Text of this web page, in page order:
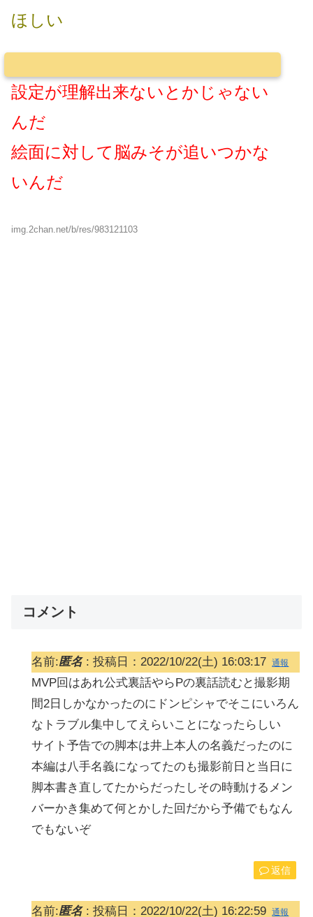
ほしい
設定が理解出来ないとかじゃない
んだ
絵面に対して脳みそが追いつかな
いんだ
img.2chan.net/b/res/983121103
コメント
名前:匿名: 投稿日：2022/10/22(土) 16:03:17 通報
MVP回はあれ公式裏話やらPの裏話読むと撮影期
間2日しかなかったのにドンピシャでそこにいろん
なトラブル集中してえらいことになったらしい
サイト予告での脚本は井上本人の名義だったのに
本編は八手名義になってたのも撮影前日と当日に
脚本書き直してたからだったしその時動けるメン
バーかき集めて何とかした回だから予備でもなん
でもないぞ
返信
名前:匿名: 投稿日：2022/10/22(土) 16:22:59 通報